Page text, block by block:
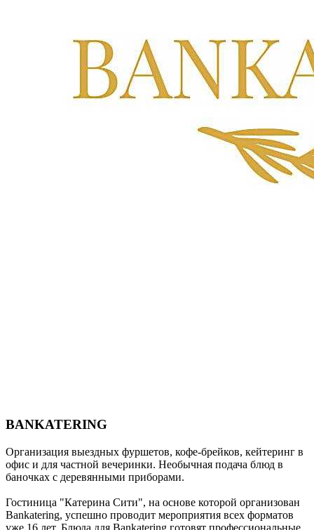
BANKATERING
Организация выездных фуршетов, кофе-брейков, кейтеринг в
офис и для частной вечеринки. Необычная подача блюд в
баночках с деревянными приборами.
Гостиница "Катерина Сити", на основе которой организован
Bankatering, успешно проводит мероприятия всех форматов
уже 16 лет. Блюда для Bankatering готовят профессиональные